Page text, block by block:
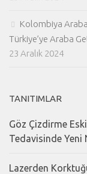
Kolombiya Araba
Türkiye’ye Araba
23 Aralık 2024
TANITIMLAR
Göz Çizdirme
Tedavisinde Yeni
Lazerden